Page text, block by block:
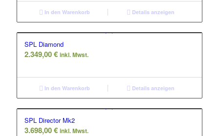
In den Warenkorb Details anzeigen
SPL Diamond
2.349,00€ inkl. Mwst.
In den Warenkorb Details anzeigen
SPL Director Mk2
3.698,00€ inkl. Mwst.